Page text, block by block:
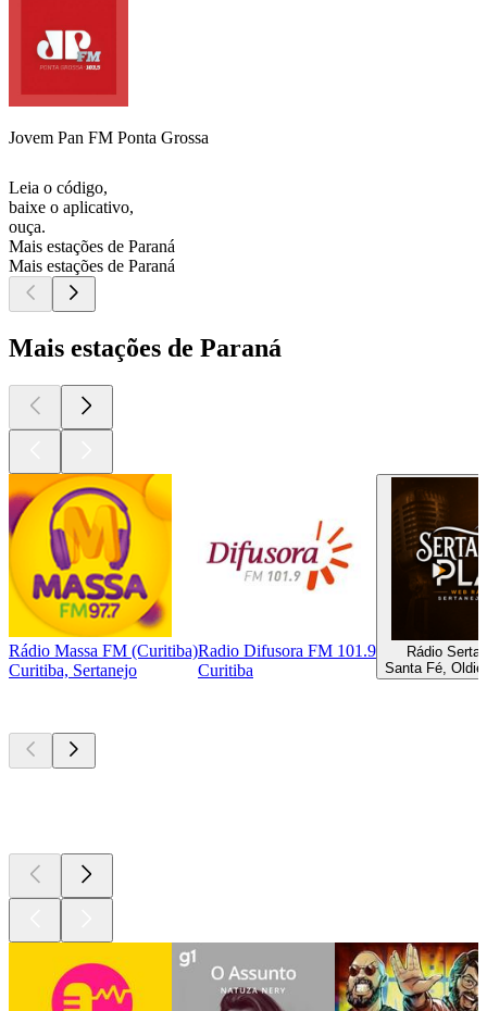
Jovem Pan FM Ponta Grossa
Leia o código,
baixe o aplicativo,
ouça.
Mais estações de Paraná
Mais estações de Paraná
Mais estações de Paraná
Rádio Massa FM (Curitiba)
Curitiba, Sertanejo
Radio Difusora FM 101.9
Curitiba
Rádio
Santa Fé,